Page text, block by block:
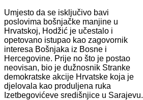
Umjesto da se isključivo bavi
poslovima bošnjačke manjine u
Hrvatskoj, Hodžić je učestalo i
opetovano istupao kao zagovornik
interesa Bošnjaka iz Bosne i
Hercegovine. Prije no što je postao
neovisan, bio je dužnosnik Stranke
demokratske akcije Hrvatske koja je
djelovala kao produljena ruka
Izetbegovićeve središnjice u Sarajevu.